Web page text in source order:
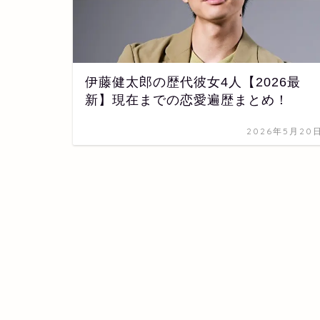
伊藤健太郎の歴代彼女4人【2026最
新】現在までの恋愛遍歴まとめ！
2026年5月20